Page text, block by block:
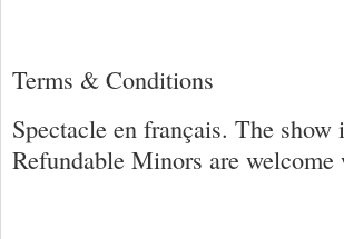
Terms & Conditions
Spectacle en français. The
Refundable Minors are